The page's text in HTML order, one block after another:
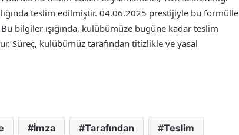
teslim edilmiştir. 04.06.2025 prestijiyle bu formülle
bilgiler ışığında, kulübümüze bugüne kadar teslim
Süreç, kulübümüz tarafından titizlikle ve yasal
İmza Tarafından Teslim